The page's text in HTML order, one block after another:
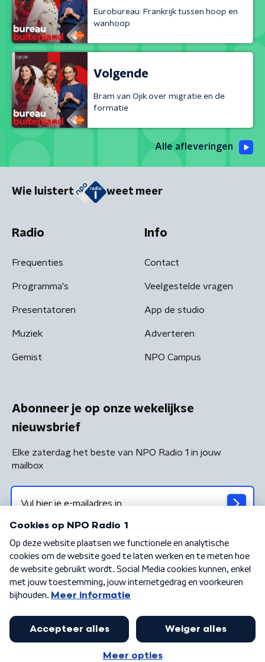
Eurobureau: Frankrijk tussen hoop en
wanhoop
Volgende
Bram van Ojik over migratie en de
formatie
Alle afleveringen
Wie luistert weet meer
Radio
Frequenties
Programma's
Presentatoren
Muziek
Gemist
Info
Contact
Veelgestelde vragen
App de studio
Adverteren
NPO Campus
Abonneer je op onze wekelijkse
nieuwsbrief
Elke zaterdag het beste van NPO Radio 1 in jouw
mailbox
Algemene voorwaarden